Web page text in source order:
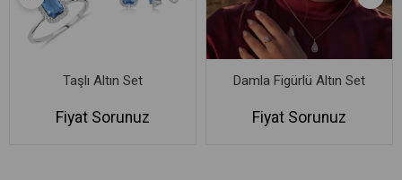
Taşlı Altın Set
Fiyat Sorunuz
Damla Figürlü Altın Set
Fiyat Sorunuz